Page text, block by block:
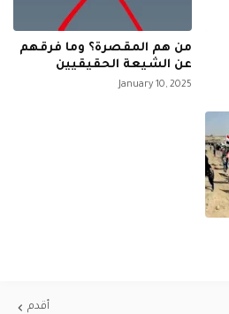
من هم المقصرة؟ وما فرقهم
عن الشيعة الحقيقيين
January 10, 2025
أقدم